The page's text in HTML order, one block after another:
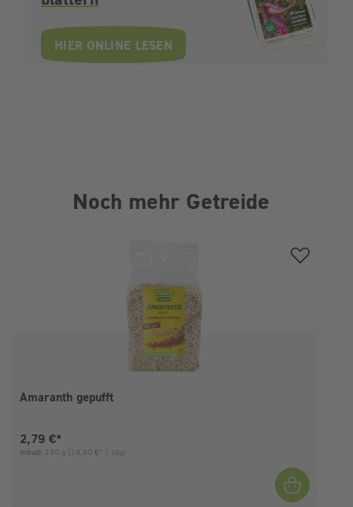
HIER ONLINE LESEN
Noch mehr Getreide
Amaranth gepufft
Aktueller Preis:
2,79 €*
Inhalt: 150 g (18,60 €* / 1kg)